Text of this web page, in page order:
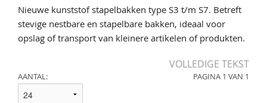
Nieuwe kunststof stapelbakken type S3 t/m S7. Betreft
stevige nestbare en stapelbare bakken, ideaal voor
opslag of transport van kleinere artikelen of produkten.
VOLLEDIGE TEKST
AANTAL: PAGINA 1 VAN 1